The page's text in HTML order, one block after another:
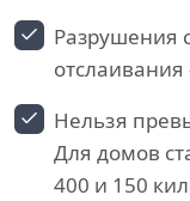
Разрушения
Нельзя
Для домов
400 и 150